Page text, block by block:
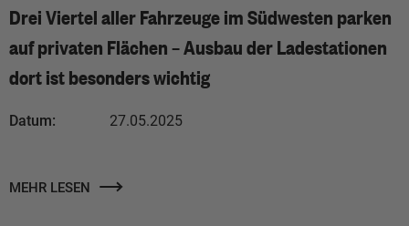
Drei Viertel aller Fahrzeuge im Südwesten parken
auf privaten Flächen – Ausbau der Ladestationen
dort ist besonders wichtig
Datum: 27.05.2025
MEHR LESEN